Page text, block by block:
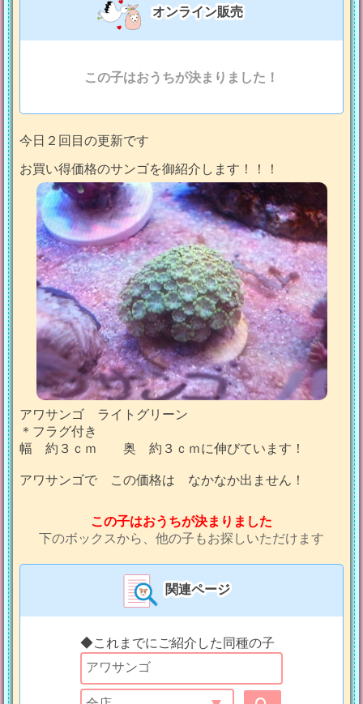
オンライン販売
この子はおうちが決まりました！
今日２回目の更新です
お買い得価格のサンゴを御紹介します！！！
アワサンゴ ライトグリーン
＊フラグ付き
幅 約３ｃｍ 奥 約３ｃｍに伸びています！
アワサンゴで この価格は なかなか出ません！
この子はおうちが決まりました
下のボックスから、他の子もお探しいただけます
関連ページ
◆これまでにご紹介した同種の子